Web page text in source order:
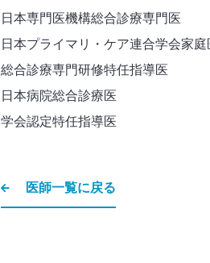
日本専門医機構総合診療専門医
日本プライマリ・ケア連合学会家
総合診療専門研修特任指導医
日本病院総合診療医
学会認定特任指導医
医師一覧に戻る